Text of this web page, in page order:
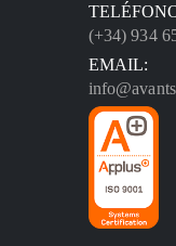
(+34) 934
EMAIL: